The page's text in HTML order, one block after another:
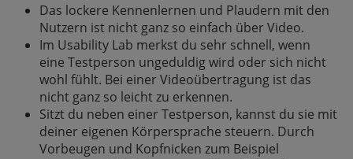
Das lockere Kennenlernen und Plaudern mit den
Nutzern ist nicht ganz so einfach über Video.
Im Usability Lab merkst du sehr schnell, wenn
eine Testperson ungeduldig wird oder sich nicht
wohl fühlt. Bei einer Videoübertragung ist das
nicht ganz so leicht zu erkennen.
Sitzt du neben einer Testperson, kannst du sie mit
deiner eigenen Körpersprache steuern. Durch
Vorbeugen und Kopfnicken zum Beispiel